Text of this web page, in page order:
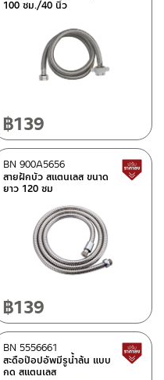
100 ซม./40 นิ้ว
฿139
สินค้าปรับราคาลดลง
สายฝักบัว สแตนเลส ขนาด
ยาว 120 ซม
BN 900A5656
฿139
สะดือป๊อปอัพมีรูน้ำล้น แบบ
กด สแตนเลส
BN 5556661